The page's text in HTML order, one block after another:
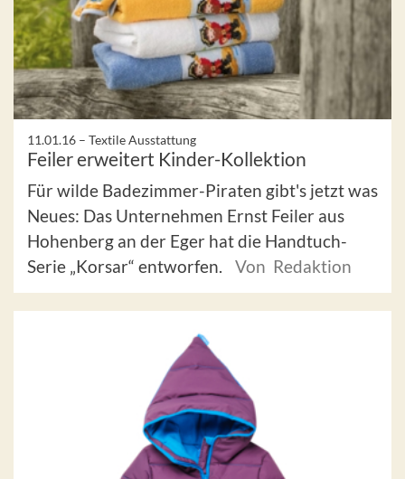
11.01.16 – Textile Ausstattung
Feiler erweitert Kinder-Kollektion
Für wilde Badezimmer-Piraten gibt's jetzt was
Neues: Das Unternehmen Ernst Feiler aus
Hohenberg an der Eger hat die Handtuch-
Serie „Korsar“ entworfen.
Von Redaktion